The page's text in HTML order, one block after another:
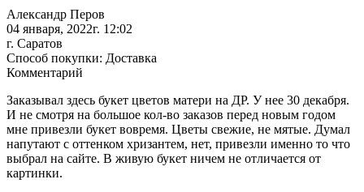
Александр Перов
04 января, 2022г. 12:02
г. Саратов
Способ покупки: Доставка
Комментарий
Заказывал здесь букет цветов матери на ДР. У нее 30 декабря.
И не смотря на большое кол-во заказов перед новым годом
мне привезли букет вовремя. Цветы свежие, не мятые. Думал
напутают с оттенком хризантем, нет, привезли именно то что
выбрал на сайте. В живую букет ничем не отличается от
картинки.